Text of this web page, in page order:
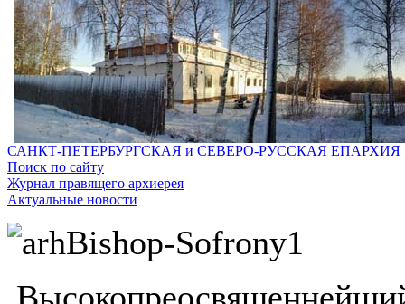
САНКТ-ПЕТЕРБУРГСКАЯ и СЕВЕРО-РУССКАЯ ЕПАРХИЯ
Поиск по сайту
Журнал правящего архиерея
Актуальные новости